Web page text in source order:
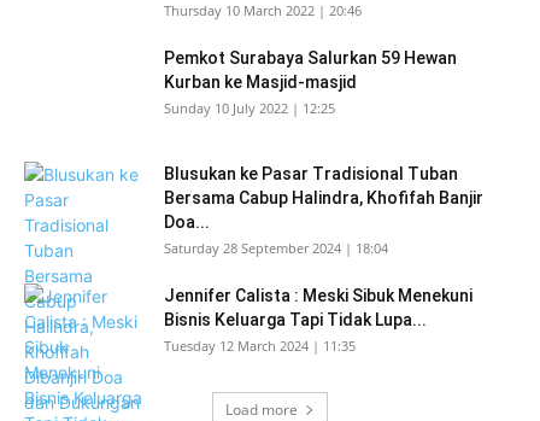
Thursday 10 March 2022 | 20:46
Pemkot Surabaya Salurkan 59 Hewan
Kurban ke Masjid-masjid
Sunday 10 July 2022 | 12:25
Blusukan ke Pasar Tradisional Tuban
Bersama Cabup Halindra, Khofifah Banjir
Doa...
Saturday 28 September 2024 | 18:04
Jennifer Calista : Meski Sibuk Menekuni
Bisnis Keluarga Tapi Tidak Lupa...
Tuesday 12 March 2024 | 11:35
Load more